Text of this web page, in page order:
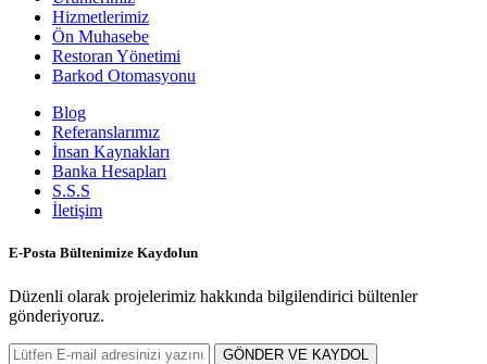
Hizmetlerimiz
Ön Muhasebe
Restoran Yönetimi
Barkod Otomasyonu
Blog
Referanslarımız
İnsan Kaynakları
Banka Hesapları
S.S.S
İletişim
E-Posta Bültenimize Kaydolun
Düzenli olarak projelerimiz hakkında bilgilendirici bültenler
gönderiyoruz.
GÖNDER VE KAYDOL